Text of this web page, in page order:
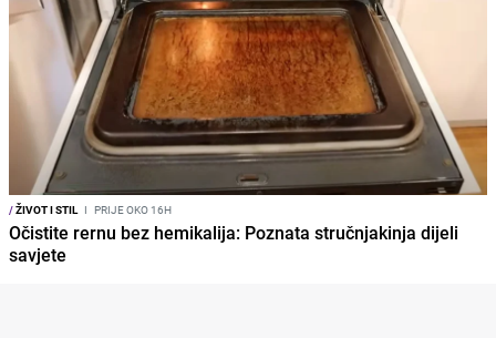
/ŽIVOT I STIL I PRIJE OKO 16H
Očistite rernu bez hemikalija: Poznata stručnjakinja dijeli
savjete